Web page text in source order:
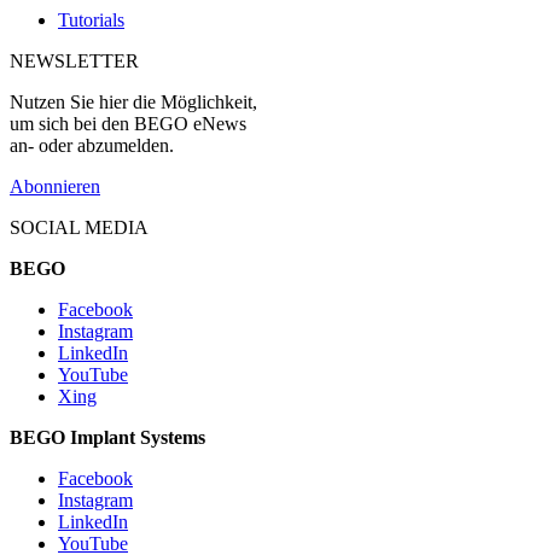
Tutorials
NEWSLETTER
Nutzen Sie hier die Möglichkeit,
um sich bei den BEGO eNews
an- oder abzumelden.
Abonnieren
SOCIAL MEDIA
BEGO
Facebook
Instagram
LinkedIn
YouTube
Xing
BEGO Implant Systems
Facebook
Instagram
LinkedIn
YouTube